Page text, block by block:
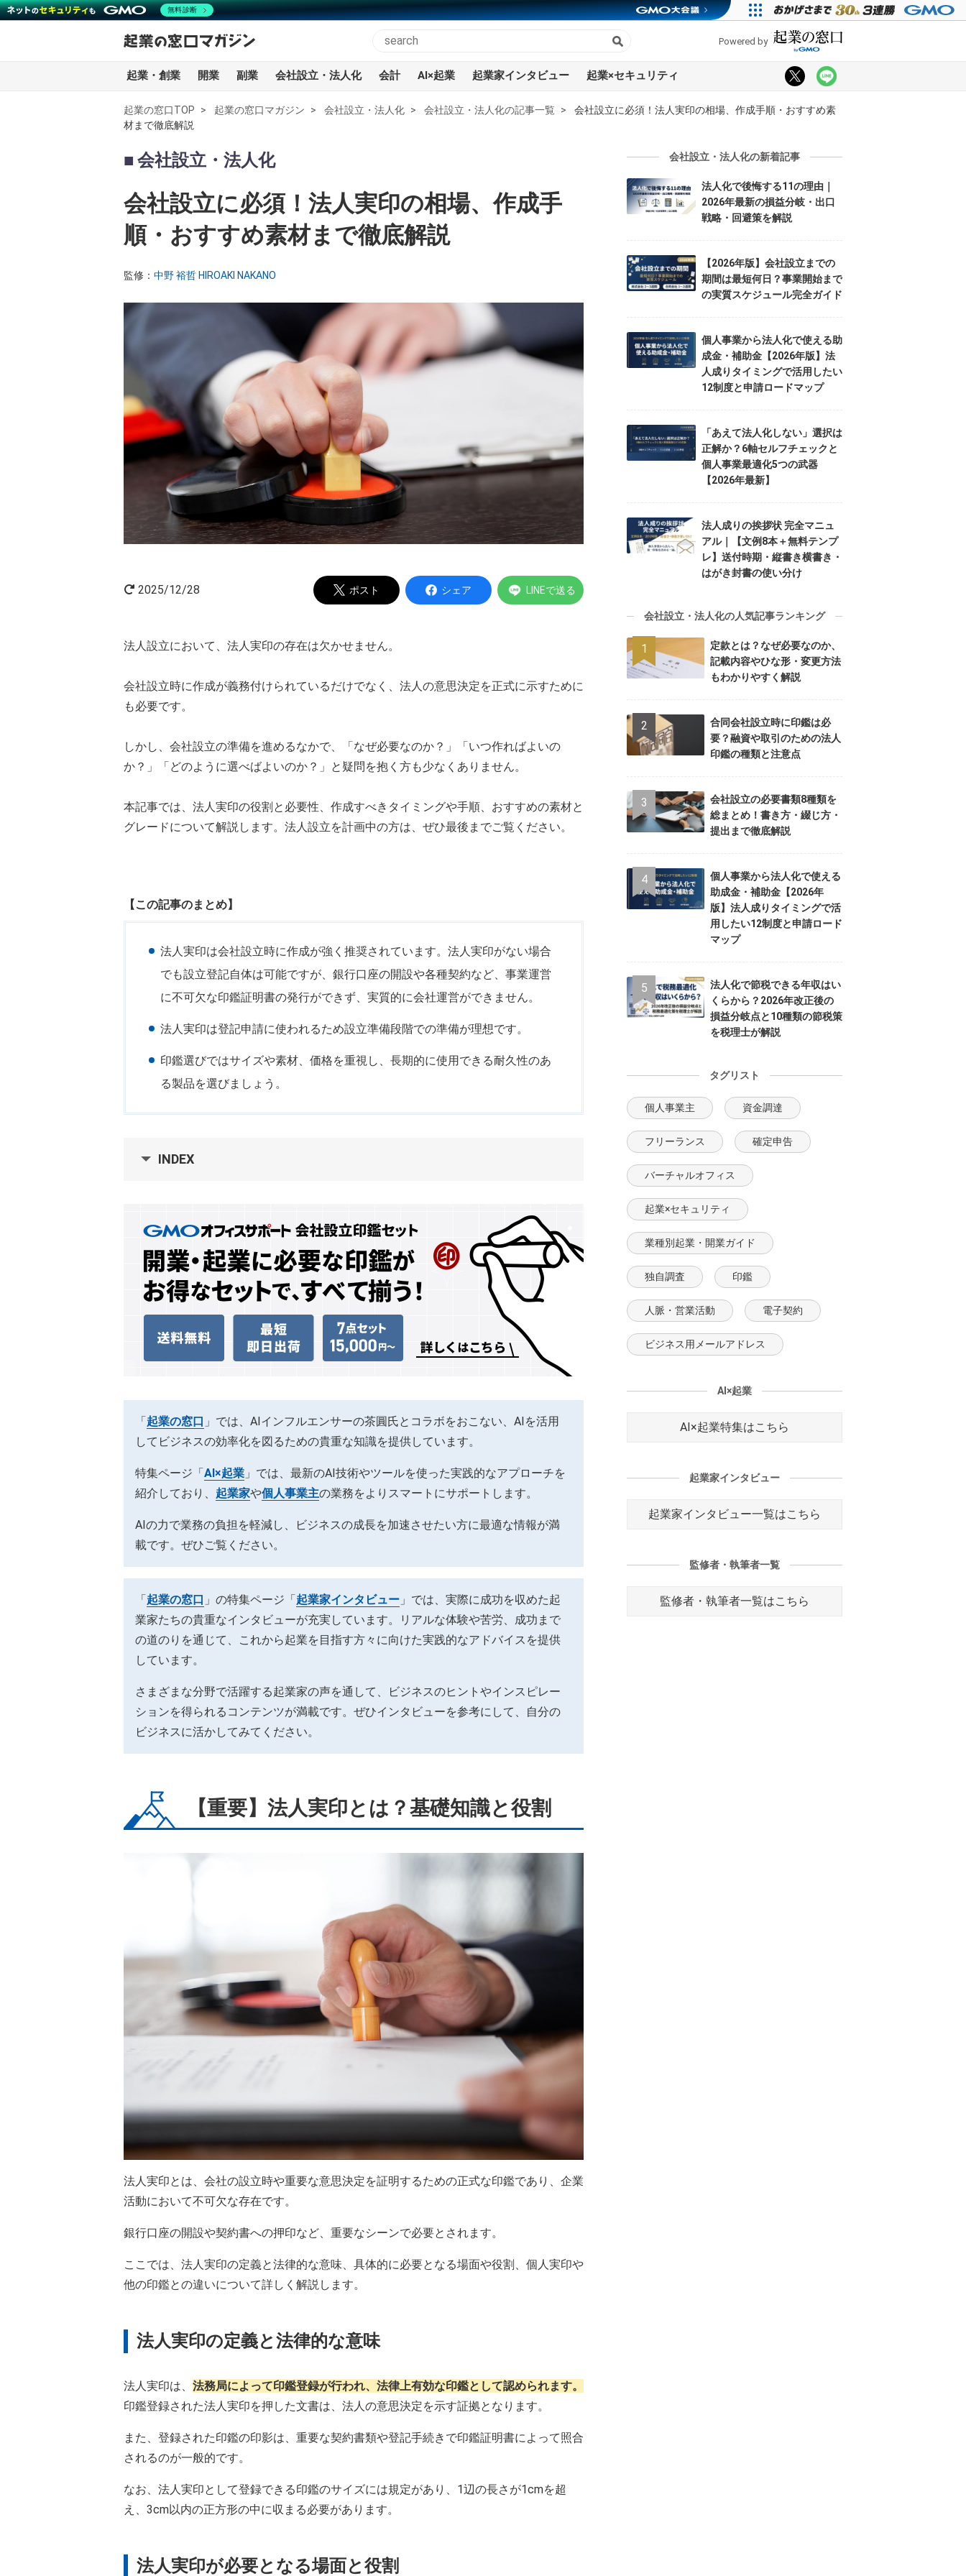
Powered by
起業・創業 開業 副業 会社設立・法人化 会計 AI×起業 起業家インタビュー 起業×セキュリティ
会社設立・法人化
起業家インタビュー
Powered by
起業の窓口TOP 起業の窓口マガジン 会社設立・法人化 会社設立・法人化の記事一覧
会社設立に必須！法人実印の相場、作成手順・おすすめ素
材まで徹底解説
会社設立・法人化
会社設立に必須！法人実印の相場、作成手
順・おすすめ素材まで徹底解説
監修： 中野 裕哲 HIROAKI NAKANO
2025/12/28 ポスト シェア LINEで送る
法人設立において、法人実印の存在は欠かせません。
会社設立時に作成が義務付けられているだけでなく、法人の意思決定を正式に示すために
も必要です。
しかし、会社設立の準備を進めるなかで、「なぜ必要なのか？」「いつ作ればよいの
か？」「どのように選べばよいのか？」と疑問を抱く方も少なくありません。
本記事では、法人実印の役割と必要性、作成すべきタイミングや手順、おすすめの素材と
グレードについて解説します。法人設立を計画中の方は、ぜひ最後までご覧ください。
【この記事のまとめ】
法人実印は会社設立時に作成が強く推奨されています。法人実印がない場合
でも設立登記自体は可能ですが、銀行口座の開設や各種契約など、事業運営
に不可欠な印鑑証明書の発行ができず、実質的に会社運営ができません。
法人実印は登記申請に使われるため設立準備段階での準備が理想です。
印鑑選びではサイズや素材、価格を重視し、長期的に使用できる耐久性のあ
る製品を選びましょう。
INDEX
「起業の窓口 」では、AIインフルエンサーの茶圓氏とコラボをおこない、AIを活用
してビジネスの効率化を図るための貴重な知識を提供しています。
特集ページ「AI×起業 」では、最新のAI技術やツールを使った実践的なアプローチを
紹介しており、 起業家や個人事業主の業務をよりスマートにサポートします。
AIの力で業務の負担を軽減し、ビジネスの成長を加速させたい方に最適な情報が満
載です。ぜひご覧ください。
「起業の窓口 」の特集ページ「起業家インタビュー 」では、実際に成功を収めた起
業家たちの貴重なインタビューが充実しています。リアルな体験や苦労、成功まで
の道のりを通じて、これから起業を目指す方々に向けた実践的なアドバイスを提供
しています。
さまざまな分野で活躍する起業家の声を通して、ビジネスのヒントやインスピレー
ションを得られるコンテンツが満載です。ぜひインタビューを参考にして、自分の
ビジネスに活かしてみてください。
【重要】法人実印とは？基礎知識と役割
法人実印とは、会社の設立時や重要な意思決定を証明するための正式な印鑑であり、企業
活動において不可欠な存在です。
銀行口座の開設や契約書への押印など、重要なシーンで必要とされます。
ここでは、法人実印の定義と法律的な意味、具体的に必要となる場面や役割、個人実印や
他の印鑑との違いについて詳しく解説します。
法人実印の定義と法律的な意味
法人実印は、 法務局によって印鑑登録が行われ、法律上有効な印鑑として認められます。
印鑑登録された法人実印を押した文書は、法人の意思決定を示す証拠となります。
また、登録された印鑑の印影は、重要な契約書類や登記手続きで印鑑証明書によって照合
されるのが一般的です。
なお、法人実印として登録できる印鑑のサイズには規定があり、1辺の長さが1cmを超
え、3cm以内の正方形の中に収まる必要があります。
法人実印が必要となる場面と役割
会社設立・法人化の新着記事
法人化で後悔する11の理由｜
2026年最新の損益分岐・出口
戦略・回避策を解説
【2026年版】会社設立までの
期間は最短何日？事業開始まで
の実質スケジュール完全ガイド
個人事業から法人化で使える助
成金・補助金【2026年版】法
人成りタイミングで活用したい
12制度と申請ロードマップ
「あえて法人化しない」選択は
正解か？6軸セルフチェックと
個人事業最適化5つの武器
【2026年最新】
法人成りの挨拶状 完全マニュ
アル｜【文例8本＋無料テンプ
レ】送付時期・縦書き横書き・
はがき封書の使い分け
会社設立・法人化の人気記事ランキング
定款とは？なぜ必要なのか、
記載内容やひな形・変更方法
もわかりやすく解説
合同会社設立時に印鑑は必
要？融資や取引のための法人
印鑑の種類と注意点
会社設立の必要書類8種類を
総まとめ！書き方・綴じ方・
提出まで徹底解説
個人事業から法人化で使える
助成金・補助金【2026年
版】法人成りタイミングで活
用したい12制度と申請ロード
マップ
法人化で節税できる年収はい
くらから？2026年改正後の
損益分岐点と10種類の節税策
を税理士が解説
タグリスト
個人事業主 資金調達
フリーランス 確定申告
バーチャルオフィス
起業×セキュリティ
業種別起業・開業ガイド
独自調査 印鑑
人脈・営業活動 電子契約
ビジネス用メールアドレス
AI×起業
AI×起業特集はこちら
起業家インタビュー
起業家インタビュー一覧はこちら
監修者・執筆者一覧
監修者・執筆者一覧はこちら
無料診断